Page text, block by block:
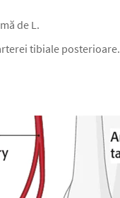
de L.
tibiale posterioare.